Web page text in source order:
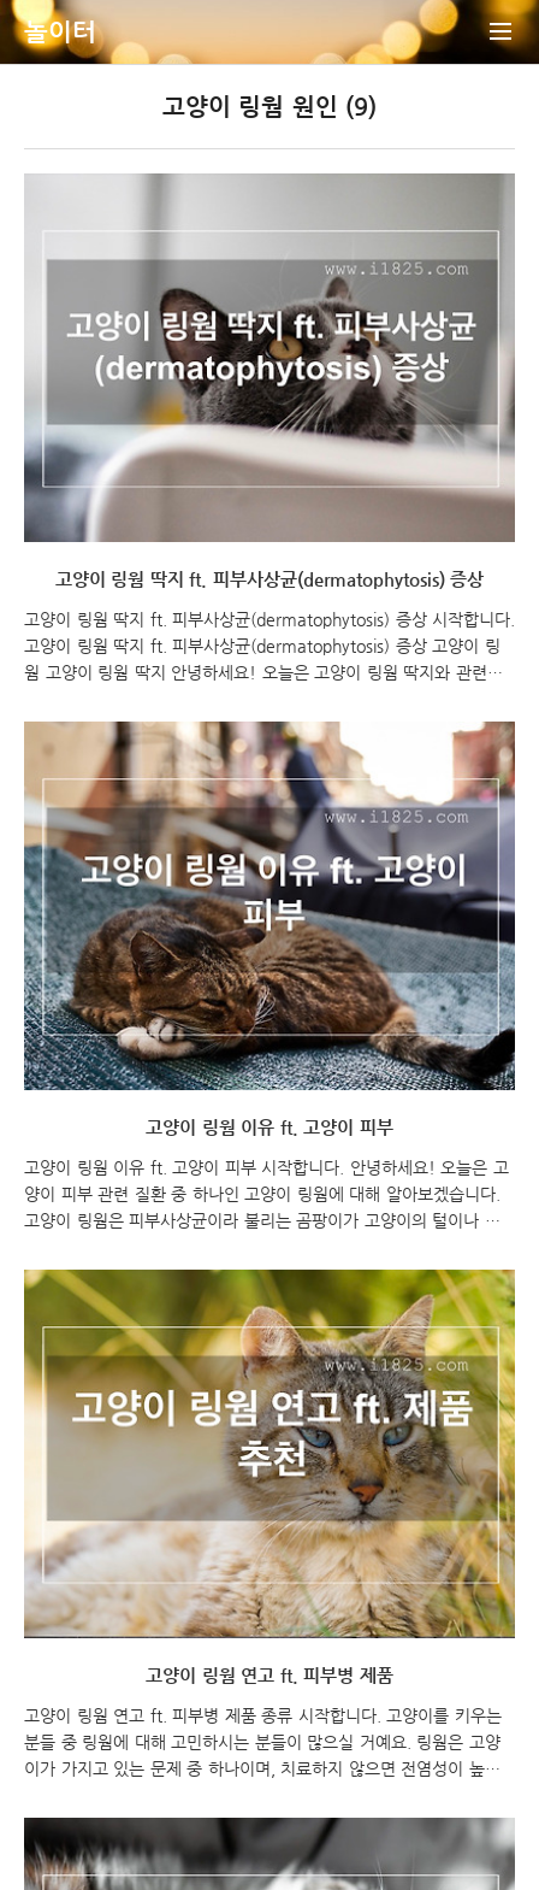
놀이터
고양이 링웜 원인 (9)
고양이 링웜 딱지 ft. 피부사상균(dermatophytosis) 증상
고양이 링웜 딱지 ft. 피부사상균(dermatophytosis) 증상 시작합니다.
고양이 링웜 딱지 ft. 피부사상균(dermatophytosis) 증상 고양이 링
웜 고양이 링웜 딱지 안녕하세요! 오늘은 고양이 링웜 딱지와 관련된
인해 발생하는 질병으로, 사람에게도 전염될 수 있는 위험이 있으니 주
의가 필요합니다. 이번 글에서는 고양이 링웜 딱지의 증상과 원인, 예
방 방법 등에 대해 알아보고, 효과적인 치료를 위한 제품 추천까지 함
께해보도록 하겠습니다. 고양이 링웜 딱지 고양이 링웜 딱지는 고양이
의 피부에 발생하는 감염성 질환으로, 고양이의 모피와 피부에 화농,
가려움증, 비듬, 탈모, 건선 등의 증상을 유발합니다. 링웜 딱지는 인간
에게도..
고양이 링웜 이유 ft. 고양이 피부
고양이 링웜 이유 ft. 고양이 피부 시작합니다. 안녕하세요! 오늘은 고
양이 피부 관련 질환 중 하나인 고양이 링웜에 대해 알아보겠습니다.
고양이 링웜은 피부사상균이라 불리는 곰팡이가 고양이의 털이나 각
다. 이번 포스팅에서는 고양이 링웜의 원인과 증상에 대해 자세히 살
펴보겠습니다. 고양이 링웜 이유 ft. 고양이 피부 고양이 링웜 고양이
링웜 이유 고양이 링웜 이유를 알아볼까요?? 고양이 곰팡이성 피부염
은 곰팡이가 고양이의 털이나 각질층에 감염되어 발생하는 질환이며,
일반적으로 "링웜"이라고도 불립니다. 이 질병은 면역력이 약한 1년
미만의 어린 고양이에서 더 자주 발생하지만, 모든 연령에서 발생할 수
있습니다. 특히 그루밍을 많이 하는 ..
고양이 링웜 연고 ft. 피부병 제품
고양이 링웜 연고 ft. 피부병 제품 종류 시작합니다. 고양이를 키우는
분들 중 링웜에 대해 고민하시는 분들이 많으실 거예요. 링웜은 고양
이가 가지고 있는 문제 중 하나이며, 치료하지 않으면 전염성이 높아
이를 위해 연고 제품을 사용하시는 것을 추천드리며, 제가 추천하는 몇
가지 종류 그리고 사용 방법을 소개드릴까 해요. 고양이 링웜 연고 ft.
제품 추천 고양이 링웜 고양이 링웜 연고 고양이 링웜 연고는 고양이